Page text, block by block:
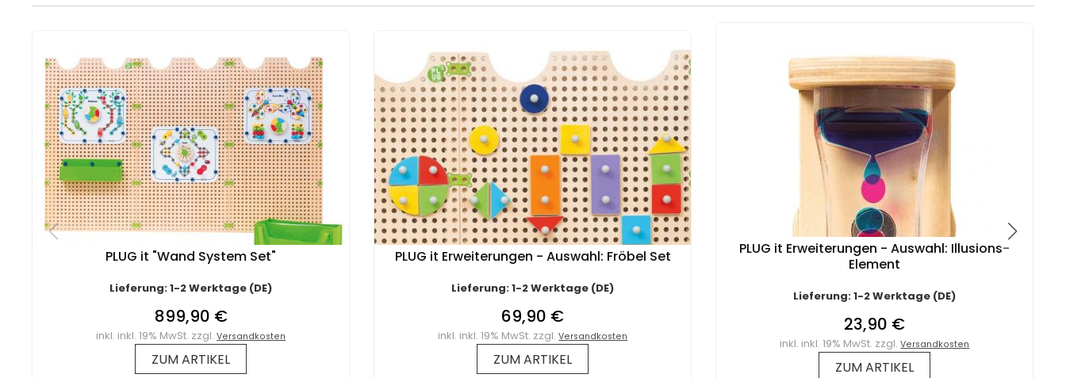
PLUG it "Wand System Set"
Lieferung: 1-2 Werktage (DE)
899,90 €
inkl. inkl. 19% MwSt. zzgl.Versandkosten
ZUM ARTIKEL
PLUG it Erweiterungen - Auswahl: Fröbel Set
Lieferung: 1-2 Werktage (DE)
69,90 €
inkl. inkl. 19% MwSt. zzgl.Versandkosten
ZUM ARTIKEL
PLUG it Erweiterungen - Auswahl: Illusions-
Element
Lieferung: 1-2 Werktage (DE)
23,90 €
inkl. inkl. 19% MwSt. zzgl.Versandkosten
ZUM ARTIKEL